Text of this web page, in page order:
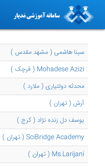
سینا هاشمی ( مشهد مقدس )
Mohadese Azizi ( قرچک )
محدثه دولتیاری ( ملارد )
آرش ( تهران )
یوسف دل زنده نژاد ( کرج )
SciBridge Academy ( تهران )
Ms.Larijani ( تهران )